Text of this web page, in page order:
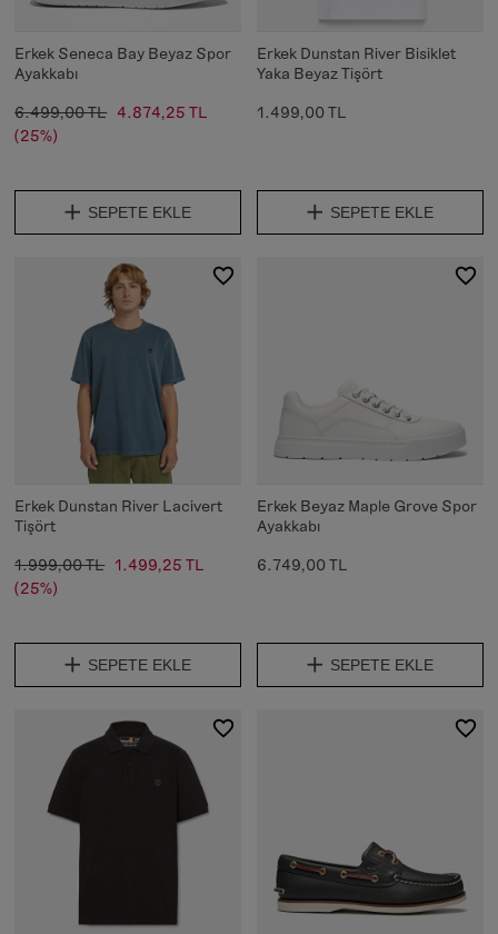
Erkek Seneca Bay Beyaz Spor
Ayakkabı
6.499,00 TL 4.874,25 TL
(25%)
SEPETE EKLE
Erkek Dunstan River Bisiklet
Yaka Beyaz Tişört
1.499,00 TL
SEPETE EKLE
Erkek Dunstan River Lacivert
Tişört
1.999,00 TL 1.499,25 TL
(25%)
SEPETE EKLE
Erkek Beyaz Maple Grove Spor
Ayakkabı
6.749,00 TL
SEPETE EKLE